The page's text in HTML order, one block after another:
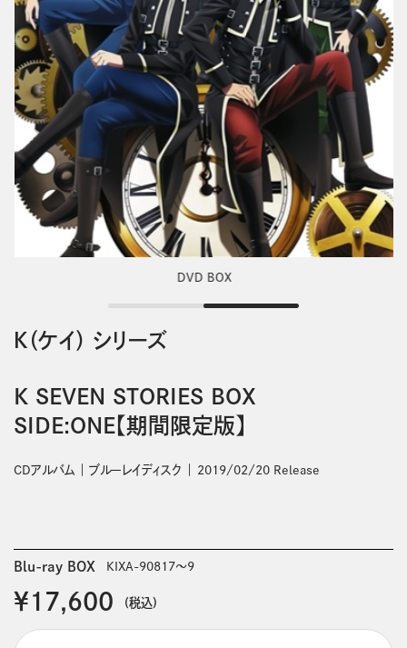
Ｋ（ケイ） シリーズ
K SEVEN STORIES BOX
SIDE:ONE【期間限定版】
CDアルバム ブルーレイディスク 2019/02/20 Release
Blu-ray BOX KIXA-90817～9
￥17,600 (税込)
DVD BOX